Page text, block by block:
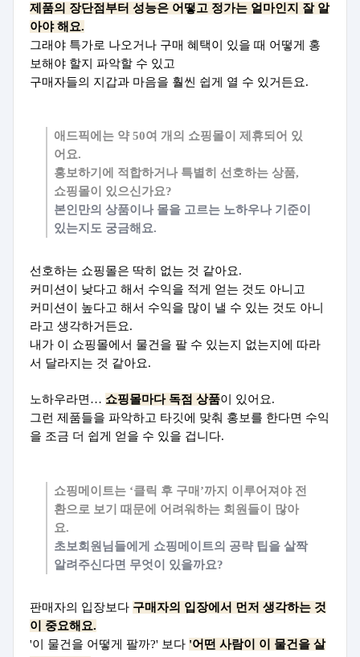
제품의 장단점부터 성능은 어떻고 정가는 얼마인지 잘 알
아야 해요.
그래야 특가로 나오거나 구매 혜택이 있을 때 어떻게 홍
보해야 할지 파악할 수 있고
구매자들의 지갑과 마음을 훨씬 쉽게 열 수 있거든요.
애드픽에는 약 50여 개의 쇼핑몰이 제휴되어 있
어요.
홍보하기에 적합하거나 특별히 선호하는 상품,
쇼핑몰이 있으신가요?
본인만의 상품이나 몰을 고르는 노하우나 기준이
있는지도 궁금해요.
선호하는 쇼핑몰은 딱히 없는 것 같아요.
커미션이 낮다고 해서 수익을 적게 얻는 것도 아니고
커미션이 높다고 해서 수익을 많이 낼 수 있는 것도 아니
라고 생각하거든요.
내가 이 쇼핑몰에서 물건을 팔 수 있는지 없는지에 따라
서 달라지는 것 같아요.
노하우라면… 쇼핑몰마다 독점 상품이 있어요.
그런 제품들을 파악하고 타깃에 맞춰 홍보를 한다면 수익
을 조금 더 쉽게 얻을 수 있을 겁니다.
쇼핑메이트는 ‘클릭 후 구매’까지 이루어져야 전
환으로 보기 때문에 어려워하는 회원들이 많아
요.
초보회원님들에게 쇼핑메이트의 공략 팁을 살짝
알려주신다면 무엇이 있을까요?
판매자의 입장보다 구매자의 입장에서 먼저 생각하는 것
이 중요해요.
'이 물건을 어떻게 팔까?' 보다 '어떤 사람이 이 물건을 살